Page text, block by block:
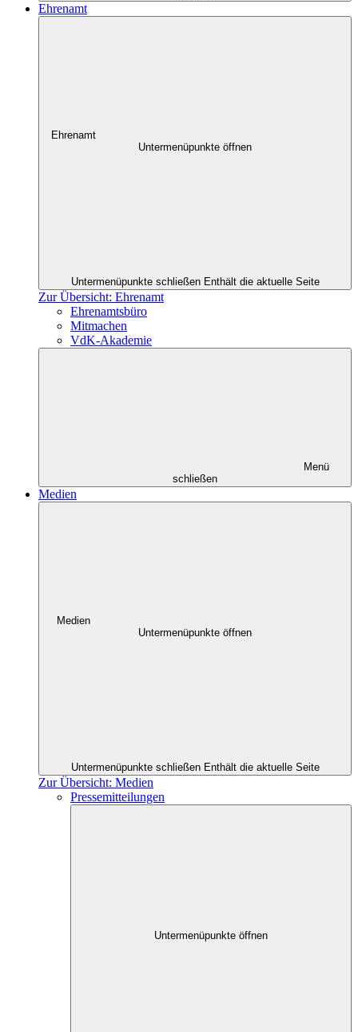
Ehrenamt
Ehrenamt
Untermenüpunkte öffnen
Untermenüpunkte schließen Enthält die aktuelle Seite
Zur Übersicht: Ehrenamt
Ehrenamtsbüro
Mitmachen
VdK-Akademie
Menü
schließen
Medien
Medien
Untermenüpunkte öffnen
Untermenüpunkte schließen Enthält die aktuelle Seite
Zur Übersicht: Medien
Pressemitteilungen
Untermenüpunkte öffnen